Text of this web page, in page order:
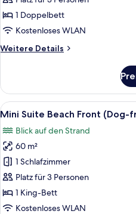
anzeigen
1 Doppelbett
Kostenloses WLAN
Weitere Details
Weitere
Zimmer
(Beachfront)
Alle
Fotos
für
Mini
Suite
Beach
Front
(Dog-
14
Mini Suite Beach Front (Dog-
Blick auf den Strand
60 m²
1 Schlafzimmer
Platz für 3 Personen
1 King-Bett
Kostenloses WLAN